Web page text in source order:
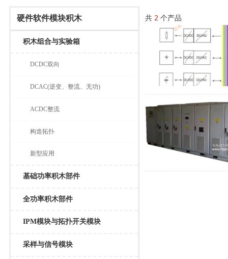
共 2 个产品
硬件软件模块积木
积木组合与实验箱
DCDC双向
DCAC(逆变、整流、无功)
ACDC整流
构造拓扑
新型应用
基础功率积木部件
全功率积木部件
IPM模块与拓扑开关模块
采样与信号模块